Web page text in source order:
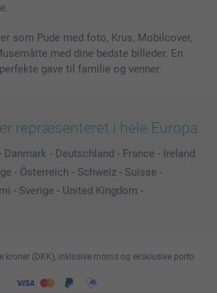
som Pude med foto, Krus, Mobilcover,
med dine bedste billeder. En
gave til familie og venner.
repræsenteret i hele Europa
Danmark - Deutschland - France - Ireland
- Österreich - Schweiz - Suisse -
- Sverige - United Kingdom -
kroner (DKK), inklusive moms og eksklusive porto